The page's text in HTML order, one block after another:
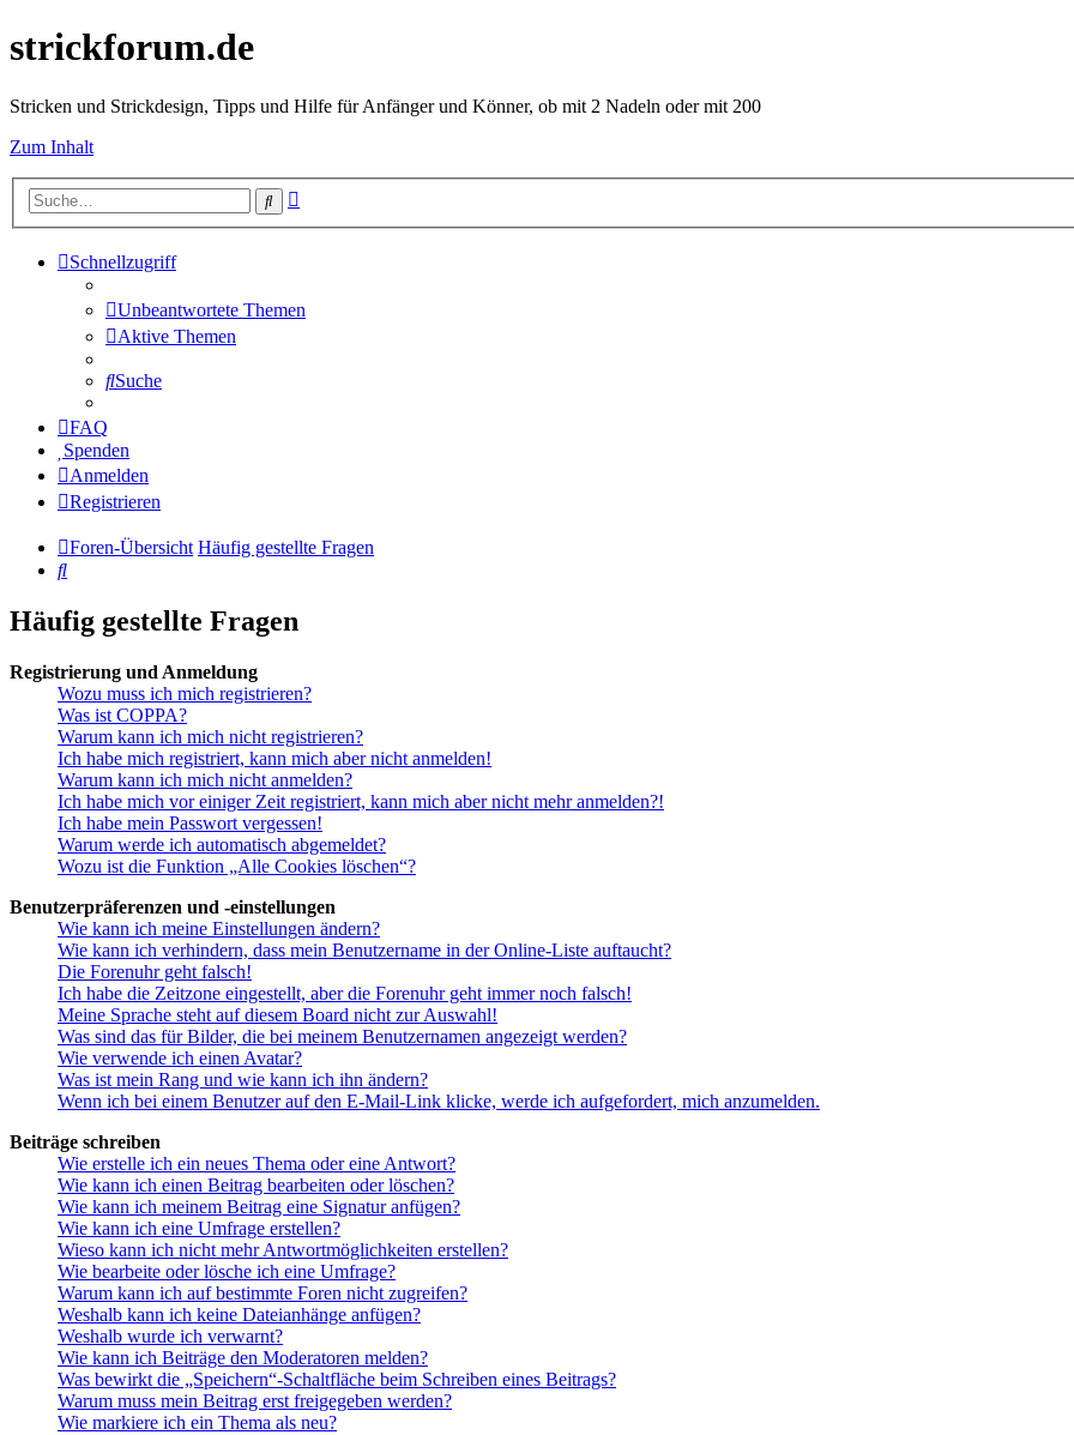
strickforum.de
Stricken und Strickdesign, Tipps und Hilfe für Anfänger und Könner, ob mit 2 Nadeln oder mit 200
Zum Inhalt
Suche
Schnellzugriff
Unbeantwortete Themen
Aktive Themen
Suche
FAQ
Spenden
Anmelden
Registrieren
Foren-Übersicht Häufig gestellte Fragen
Suche
Häufig gestellte Fragen
Registrierung und Anmeldung
Wozu muss ich mich registrieren?
Was ist COPPA?
Warum kann ich mich nicht registrieren?
Ich habe mich registriert, kann mich aber nicht anmelden!
Warum kann ich mich nicht anmelden?
Ich habe mich vor einiger Zeit registriert, kann mich aber nicht mehr anmelden?!
Ich habe mein Passwort vergessen!
Warum werde ich automatisch abgemeldet?
Wozu ist die Funktion „Alle Cookies löschen“?
Benutzerpräferenzen und -einstellungen
Wie kann ich meine Einstellungen ändern?
Wie kann ich verhindern, dass mein Benutzername in der Online-Liste auftaucht?
Die Forenuhr geht falsch!
Ich habe die Zeitzone eingestellt, aber die Forenuhr geht immer noch falsch!
Meine Sprache steht auf diesem Board nicht zur Auswahl!
Was sind das für Bilder, die bei meinem Benutzernamen angezeigt werden?
Wie verwende ich einen Avatar?
Was ist mein Rang und wie kann ich ihn ändern?
Wenn ich bei einem Benutzer auf den E-Mail-Link klicke, werde ich aufgefordert, mich anzumelden.
Beiträge schreiben
Wie erstelle ich ein neues Thema oder eine Antwort?
Wie kann ich einen Beitrag bearbeiten oder löschen?
Wie kann ich meinem Beitrag eine Signatur anfügen?
Wie kann ich eine Umfrage erstellen?
Wieso kann ich nicht mehr Antwortmöglichkeiten erstellen?
Wie bearbeite oder lösche ich eine Umfrage?
Warum kann ich auf bestimmte Foren nicht zugreifen?
Weshalb kann ich keine Dateianhänge anfügen?
Weshalb wurde ich verwarnt?
Wie kann ich Beiträge den Moderatoren melden?
Was bewirkt die „Speichern“-Schaltfläche beim Schreiben eines Beitrags?
Warum muss mein Beitrag erst freigegeben werden?
Wie markiere ich ein Thema als neu?